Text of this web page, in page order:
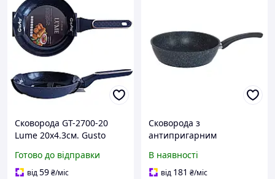
Сковорода GT-2700-20
Lume 20x4.3см. Gusto
Готово до відправки
від59₴/міс
Сковорода з
антипригарним
Stone 28 см (28078P)
В наявності
від 181 ₴/міс